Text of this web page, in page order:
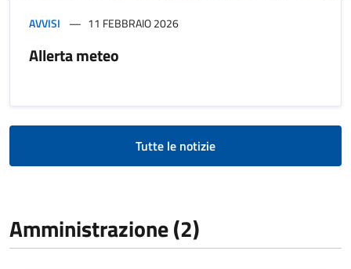
AVVISI 11 FEBBRAIO 2026
Allerta meteo
Tutte le notizie
Amministrazione (2)